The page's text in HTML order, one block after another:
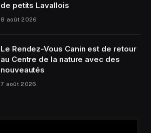
de petits Lavallois
8 août 2026
Le Rendez-Vous Canin est de retour
au Centre de la nature avec des
nouveautés
7 août 2026